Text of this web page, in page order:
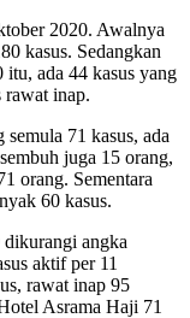
2020. Awalnya
kasus. Sedangkan
itu, ada 44 kasus yang
rawat inap.
71 kasus, ada
juga 15 orang,
orang. Sementara
60 kasus.
angka
aktif per 11
rawat inap 95
Asrama Haji 71